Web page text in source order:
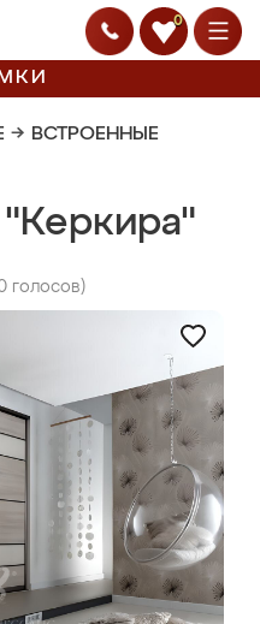
0
→ ВСТРОЕННЫЕ
голосов)